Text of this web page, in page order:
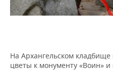
ТЕЛЕКОММУНИКАЦИИ
БИЗНЕС-БРАНЧИ
ОТКРЫТАЯ ЛЕКЦИЯ
ФУТБОЛ
БАСКЕТБОЛ
НОВОСТИ ОБЩЕСТВА
ИНФРАСТРУКТУРА
ФОТОГАЛЕРЕЯ
СПРАВОЧНИК
На Архангельском
цветы к монументу «Воин»